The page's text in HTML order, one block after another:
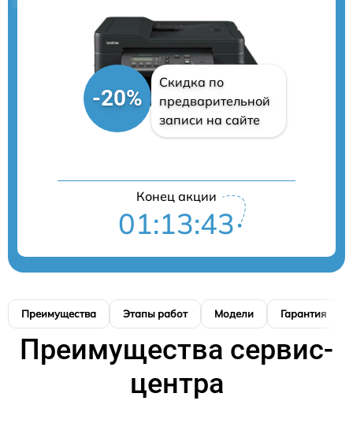
-20%
Скидка по
предварительной
записи на сайте
Конец акции
01:13:42
Преимущества Этапы работ Модели Гарантия
Преимущества сервис-
центра